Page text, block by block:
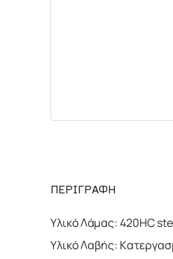
ΠΕΡΙΓΡΑΦΗ
Υλικό Λάμας: 420HC
Υλικό Λαβής: